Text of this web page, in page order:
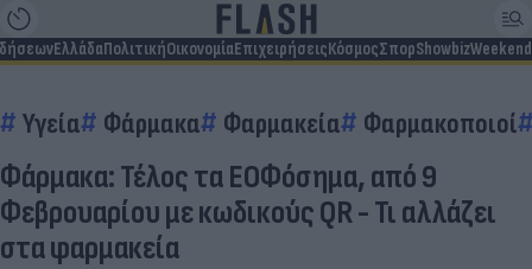
ΕλλάδαΠολιτικήΟικονομίαΕπιχειρήσειςΚόσμοςΣπορShowbizWeekend
Υγεία Φάρμακα Φαρμακεία Φαρμακοποιοί
Φάρμακα: Τέλος τα ΕΟΦόσημα, από 9
Φεβρουαρίου με κωδικούς QR - Τι αλλάζει
στα φαρμακεία